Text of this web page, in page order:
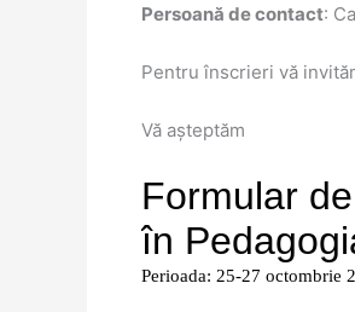
Persoană de contact:
Pentru înscrieri vă
Vă așteptăm